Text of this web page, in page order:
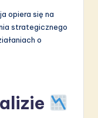
opiera się na
strategicznego
o